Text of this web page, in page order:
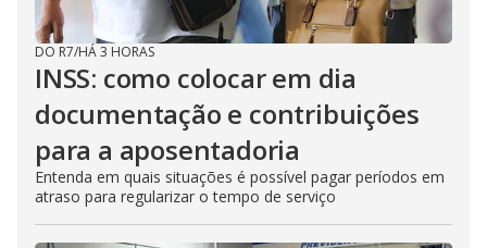
DO R7/HÁ 3 HORAS
INSS: como colocar em dia
documentação e contribuições
para a aposentadoria
Entenda em quais situações é possível pagar períodos em
atraso para regularizar o tempo de serviço